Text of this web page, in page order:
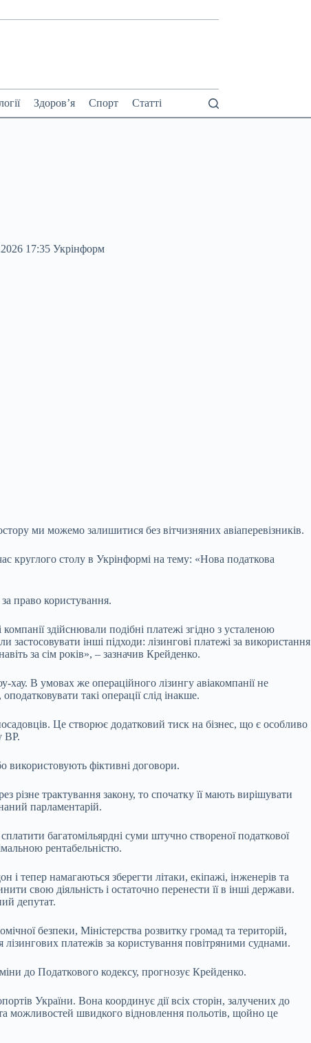
Здоров’я Спорт Статті
17:35 Укрінформ
ми можемо залишитися без вітчизняних авіаперевізників.
круглого столу в Укрінформі на тему: «Нова податкова
право користування.
здійснювали подібні платежі згідно з усталеною
інші підходи: лізингові платежі за використання
за сім років», – зазначив Крейденко.
В умовах же операційного лізингу авіакомпанії не
такі операції слід інакше.
Це створює додатковий тиск на бізнес, що є особливо
ВР.
використовують фіктивні договори.
різне трактування закону, то спочатку її мають вирішувати
парламентарій.
багатомільярдні суми штучно створеної податкової
рентабельністю.
тепер намагаються зберегти літаки, екіпажі, інженерів та
свою діяльність і остаточно перенести її в інші держави.
депутат.
безпеки, Міністерства розвитку громад та територій,
платежів за користування повітряними суднами.
до Податкового кодексу, прогнозує Крейденко.
України. Вона координує дії всіх сторін, залучених до
та можливостей швидкого відновлення польотів, щойно це